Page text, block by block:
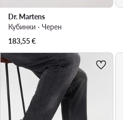
Dr. Martens
Кубинки · Черен
183,55€